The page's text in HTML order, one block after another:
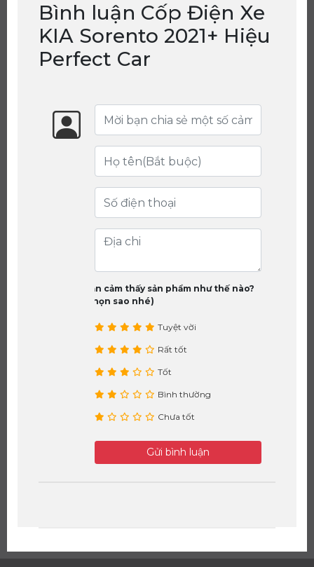
Bình luận Cốp Điện Xe
KIA Sorento 2021+ Hiệu
Perfect Car
Bạn cảm thấy sản phẩm như thế nào?
(chọn sao nhé)
Tuyệt vời
Rất tốt
Tốt
Bình thường
Chưa tốt
Gửi bình luận